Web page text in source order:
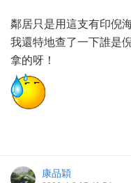
鄰居只是用這支有印倪
我還特地查了一下誰是
拿的呀！
康品穎